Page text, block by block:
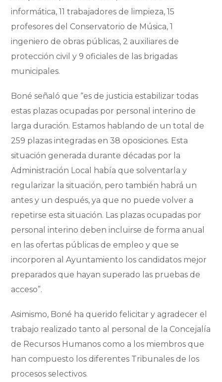
informática, 11 trabajadores de limpieza, 15
profesores del Conservatorio de Música, 1
ingeniero de obras públicas, 2 auxiliares de
protección civil y 9 oficiales de las brigadas
municipales.
Boné señaló que “es de justicia estabilizar todas
estas plazas ocupadas por personal interino de
larga duración. Estamos hablando de un total de
259 plazas integradas en 38 oposiciones. Esta
situación generada durante décadas por la
Administración Local había que solventarla y
regularizar la situación, pero también habrá un
antes y un después, ya que no puede volver a
repetirse esta situación. Las plazas ocupadas por
personal interino deben incluirse de forma anual
en las ofertas públicas de empleo y que se
incorporen al Ayuntamiento los candidatos mejor
preparados que hayan superado las pruebas de
acceso”.
Asimismo, Boné ha querido felicitar y agradecer el
trabajo realizado tanto al personal de la Concejalía
de Recursos Humanos como a los miembros que
han compuesto los diferentes Tribunales de los
procesos selectivos.